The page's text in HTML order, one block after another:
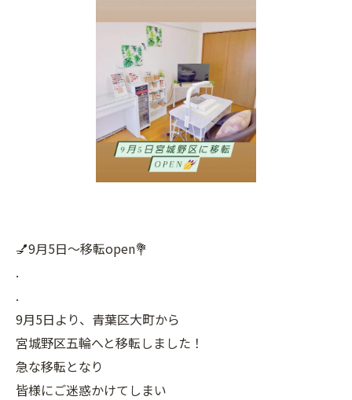
💅9月5日～移転open💐
.
.
9月5日より、青葉区大町から
宮城野区五輪へと移転しました！
急な移転となり
皆様にご迷惑かけてしまい